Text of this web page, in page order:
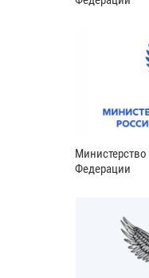
Федерации